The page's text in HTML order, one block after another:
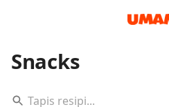
Snacks